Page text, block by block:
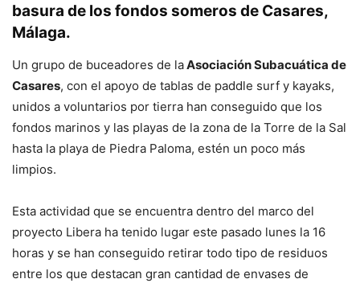
basura de los fondos someros de Casares,
Málaga.
Un grupo de buceadores de laAsociación Subacuática de
Casares, con el apoyo de tablas de paddle surf y kayaks,
unidos a voluntarios por tierra han conseguido que los
fondos marinos y las playas de la zona de la Torre de la Sal
hasta la playa de Piedra Paloma, estén un poco más
limpios.
Esta actividad que se encuentra dentro del marco del
proyecto Libera ha tenido lugar este pasado lunes la 16
horas y se han conseguido retirar todo tipo de residuos
entre los que destacan gran cantidad de envases de